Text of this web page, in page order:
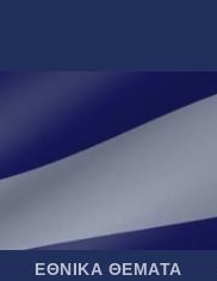
ΕΘΝΙΚΆ ΘΈΜΑΤΑ